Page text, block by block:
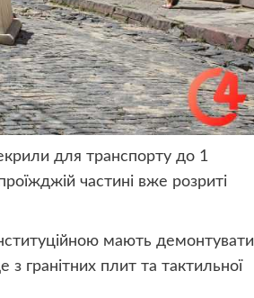
для транспорту до 1
частині вже розриті
мають демонтувати
гранітних плит та тактильної